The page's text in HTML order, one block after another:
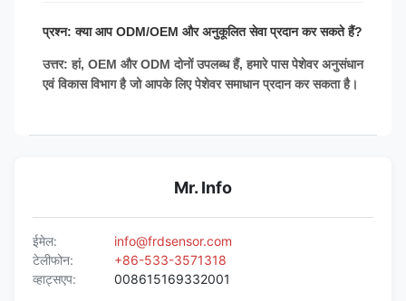
प्रश्न: क्या आप ODM/OEM और अनुकूलित सेवा प्रदान कर सकते हैं?
उत्तर: हां, OEM और ODM दोनों उपलब्ध हैं, हमारे पास पेशेवर अनुसंधान
एवं विकास विभाग है जो आपके लिए पेशेवर समाधान प्रदान कर सकता है।
Mr. Info
ईमेल:
info@frdsensor.com
टेलीफोन:
+86-533-3571318
व्हाट्सएप:
008615169332001